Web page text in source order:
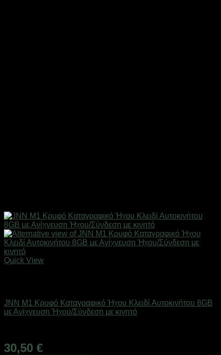
Quick View
JNN M1 Κρυφό Καταγραφικό Ήχου Κλειδί Αυτοκινήτου 8GB
με Ανίχνευση Ήχου/Σύνδεση με κινητό
30,50 €